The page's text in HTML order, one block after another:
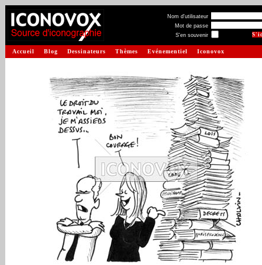
Nom d'utilisateur
Mot de passe
S'en souvenir
Accueil Blog Dessinateurs Thèmes Evénementiel Iconovox